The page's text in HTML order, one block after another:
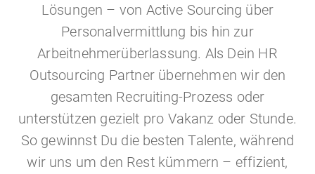
Lösungen – von Active Sourcing über
Personalvermittlung bis hin zur
Arbeitnehmerüberlassung. Als Dein HR
Outsourcing Partner übernehmen wir den
gesamten Recruiting-Prozess oder
unterstützen gezielt pro Vakanz oder Stunde.
So gewinnst Du die besten Talente, während
wir uns um den Rest kümmern – effizient,